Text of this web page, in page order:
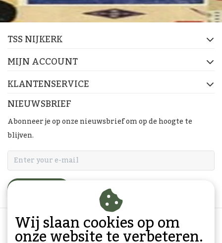
TSS NIJKERK
MIJN ACCOUNT
KLANTENSERVICE
NIEUWSBRIEF
Abonneer je op onze nieuwsbrief om op de hoogte te
blijven.
Wij slaan cookies op om
onze website te verbeteren.